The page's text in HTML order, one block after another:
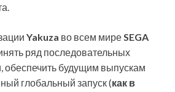
Yakuza во всем мире SEGA
ряд последовательных
обеспечить будущим выпускам
глобальный запуск (как в